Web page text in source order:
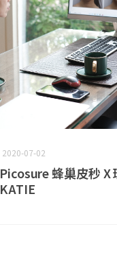
2020-07-02
Picosure 蜂巢皮秒 X
KATIE